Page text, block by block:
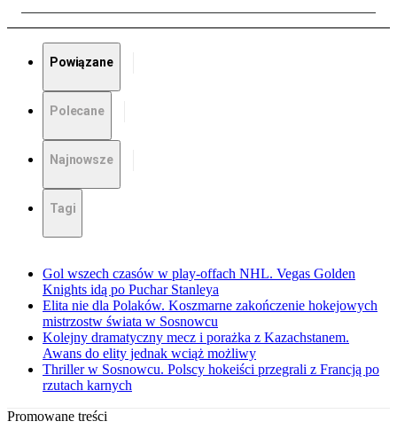
Powiązane
Polecane
Najnowsze
Tagi
Gol wszech czasów w play-offach NHL. Vegas Golden
Knights idą po Puchar Stanleya
Elita nie dla Polaków. Koszmarne zakończenie hokejowych
mistrzostw świata w Sosnowcu
Kolejny dramatyczny mecz i porażka z Kazachstanem.
Awans do elity jednak wciąż możliwy
Thriller w Sosnowcu. Polscy hokeiści przegrali z Francją po
rzutach karnych
Promowane treści